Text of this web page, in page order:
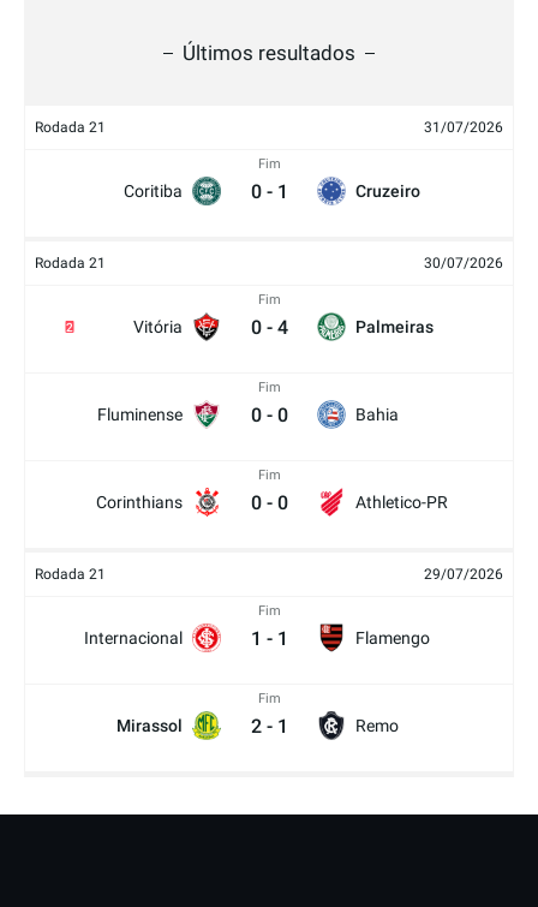
Últimos resultados
Rodada 21 31/07/2026
Coritiba
Fim
0 - 1 Cruzeiro
Rodada 21 30/07/2026
Vitória
2
Fim
0 - 4 Palmeiras
Fluminense
Fim
0 - 0 Bahia
Corinthians
Fim
0 - 0 Athletico-PR
Rodada 21 29/07/2026
Internacional
Fim
1 - 1 Flamengo
Mirassol
Fim
2 - 1 Remo